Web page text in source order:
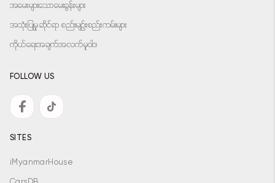
အမေးများသောမေးခွန်းများ
အသုံးပြုမှုဆိုင်ရာ စည်းမျဉ်းစည်းကမ်းများ
ကိုယ်ရေးအချက်အလက်မူဝါဒ
FOLLOW US
SITES
iMyanmarHouse